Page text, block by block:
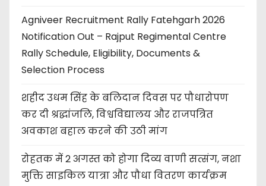
Agniveer Recruitment Rally Fatehgarh 2026
Notification Out – Rajput Regimental Centre
Rally Schedule, Eligibility, Documents &
Selection Process
शहीद उधम सिंह के बलिदान दिवस पर पौधारोपण
कर दी श्रद्धांजलि, विश्वविद्यालय और राजपत्रित
अवकाश बहाल करने की उठी मांग
रोहतक में 2 अगस्त को होगा दिव्य वाणी सत्संग, नशा
मुक्ति साइकिल यात्रा और पौधा वितरण कार्यक्रम